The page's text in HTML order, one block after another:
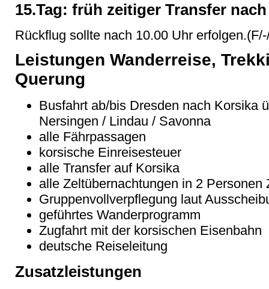
15.Tag: früh zeitiger Transfer
Rückflug sollte nach 10.00 Uhr
Leistungen Wanderreise,
Querung
Busfahrt ab/bis Dresden nach Korsika
Nersingen / Lindau / Savonna
alle Fährpassagen
korsische Einreisesteuer
alle Transfer auf Korsika
alle Zeltübernachtungen in 2 Personen
Gruppenvollverpflegung laut
geführtes Wanderprogramm
Zugfahrt mit der korsischen Eisenbahn
deutsche Reiseleitung
Zusatzleistungen